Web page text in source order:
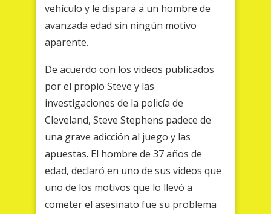
vehículo y le dispara a un hombre de
avanzada edad sin ningún motivo
aparente.
De acuerdo con los videos publicados
por el propio Steve y las
investigaciones de la policía de
Cleveland, Steve Stephens padece de
una grave adicción al juego y las
apuestas. El hombre de 37 años de
edad, declaró en uno de sus videos que
uno de los motivos que lo llevó a
cometer el asesinato fue su problema